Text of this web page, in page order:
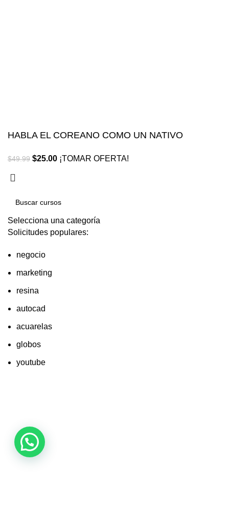
HABLA EL COREANO COMO UN NATIVO
$49.99 $25.00 ¡TOMAR OFERTA!
Selecciona una categoría
Solicitudes populares:
negocio
marketing
resina
autocad
acuarelas
globos
youtube